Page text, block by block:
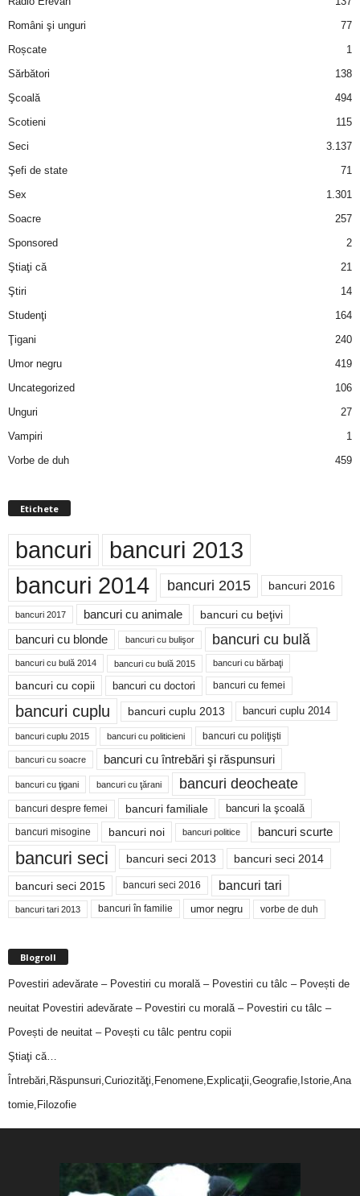
Români şi unguri
77
Roșcate
1
Sărbători
138
Şcoală
494
Scotieni
115
Seci
3.137
Şefi de state
71
Sex
1.301
Soacre
257
Sponsored
2
Ştiaţi că
21
Ştiri
14
Studenţi
164
Ţigani
240
Umor negru
419
Uncategorized
106
Unguri
27
Vampiri
1
Vorbe de duh
459
Etichete
bancuri bancuri 2013
bancuri 2014 bancuri 2015 bancuri 2016
bancuri 2017 bancuri cu animale bancuri cu beţivi
bancuri cu blonde bancuri cu bulişor bancuri cu bulă
bancuri cu bulă 2014 bancuri cu bulă 2015 bancuri cu bărbaţi
bancuri cu copii bancuri cu doctori bancuri cu femei
bancuri cuplu bancuri cuplu 2013 bancuri cuplu 2014
bancuri cuplu 2015 bancuri cu politicieni bancuri cu poliţişti
bancuri cu soacre bancuri cu întrebări şi răspunsuri
bancuri cu ţigani bancuri cu ţărani bancuri deocheate
bancuri despre femei bancuri familiale bancuri la şcoală
bancuri misogine bancuri noi bancuri politice bancuri scurte
bancuri seci bancuri seci 2013 bancuri seci 2014
bancuri seci 2015 bancuri seci 2016 bancuri tari
bancuri tari 2013 bancuri în familie umor negru vorbe de duh
Blogroll
Povestiri adevărate – Povestiri cu morală – Povestiri cu tâlc – Povești de
neuitat Povestiri adevărate – Povestiri cu morală – Povestiri cu tâlc –
Povești de neuitat – Povești cu tâlc pentru copii
Ştiaţi că…
Întrebări,Răspunsuri,Curiozităţi,Fenomene,Explicaţii,Geografie,Istorie,Ana
tomie,Filozofie